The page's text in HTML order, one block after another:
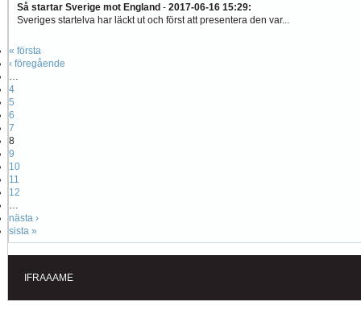
Så startar Sverige mot England - 2017-06-16 15:29:
Sveriges startelva har läckt ut och först att presentera den var...
« första
‹ föregående
…
4
5
6
7
8
9
10
11
12
…
nästa ›
sista »
IFRAAAME